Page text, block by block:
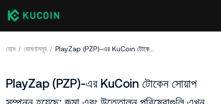
হোম ঘোষণাসমূহ PlayZap (PZP)-এর KuCoin টোকেন সোয়াপ সম্পন্ন হয়েছে: জমা এবং উত্তোলন পরিষেবাগুলি এখন খুলেছে
PlayZap (PZP)-এর KuCoin টোকেন সোয়াপ